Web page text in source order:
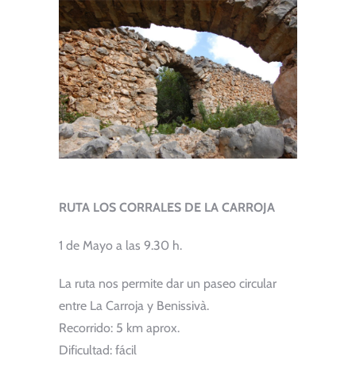
RUTA LOS CORRALES DE LA CARROJA
1 de Mayo a las 9.30 h.
La ruta nos permite dar un paseo circular
entre La Carroja y Benissivà.
Recorrido: 5 km aprox.
Dificultad: fácil